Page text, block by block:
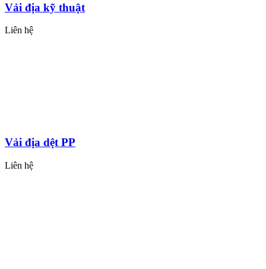
Vải địa kỹ thuật
Liên hệ
Vải địa dệt PP
Liên hệ